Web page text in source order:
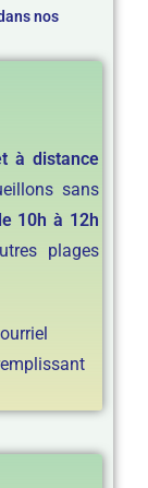
nos
à distance
sans
10h à 12h
plages